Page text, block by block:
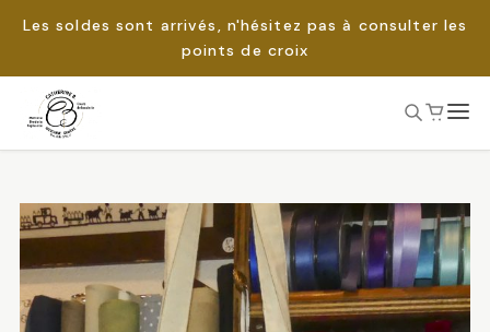
Les soldes sont arrivés, n'hésitez pas à consulter les
points de croix
Passer